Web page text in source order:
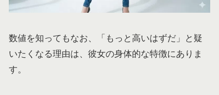
数値を知ってもなお、「もっと高いはずだ」と疑
いたくなる理由は、彼女の身体的な特徴にありま
す。